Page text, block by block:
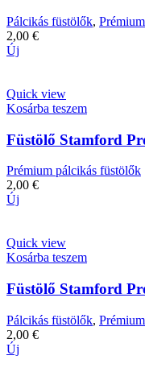
Pálcikás füstölők,
2,00 €
Új
Quick view
Kosárba teszem
Füstölő Stamford
Prémium pálcikás füstölők
2,00 €
Új
Quick view
Kosárba teszem
Füstölő Stamford
Pálcikás füstölők,
2,00 €
Új